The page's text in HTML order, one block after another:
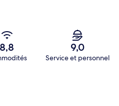
8,8 9,0
Service et personnel